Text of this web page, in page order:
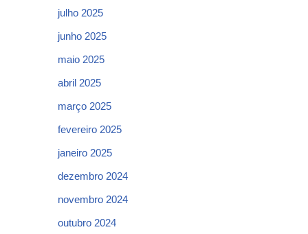
julho 2025
junho 2025
maio 2025
abril 2025
março 2025
fevereiro 2025
janeiro 2025
dezembro 2024
novembro 2024
outubro 2024